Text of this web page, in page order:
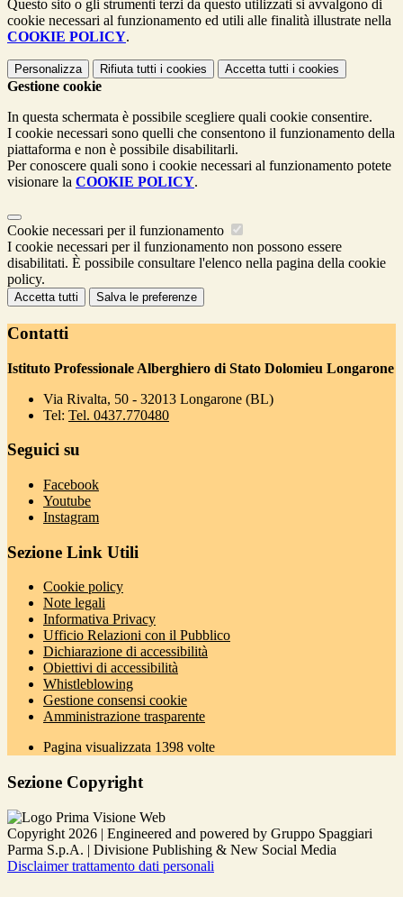
Questo sito o gli strumenti terzi da questo utilizzati si avvalgono di
cookie necessari al funzionamento ed utili alle finalità illustrate nella
COOKIE POLICY.
Personalizza Rifiuta tutti i cookies Accetta tutti i cookies
Gestione cookie
In questa schermata è possibile scegliere quali cookie consentire.
I cookie necessari sono quelli che consentono il funzionamento della
piattaforma e non è possibile disabilitarli.
Per conoscere quali sono i cookie necessari al funzionamento potete
visionare la COOKIE POLICY.
Cookie necessari per il funzionamento
I cookie necessari per il funzionamento non possono essere
disabilitati. È possibile consultare l'elenco nella pagina della cookie
policy.
Accetta tutti Salva le preferenze
Contatti
Istituto Professionale Alberghiero di Stato Dolomieu Longarone
Via Rivalta, 50 - 32013 Longarone (BL)
Tel: Tel. 0437.770480
Seguici su
Facebook
Youtube
Instagram
Sezione Link Utili
Cookie policy
Note legali
Informativa Privacy
Ufficio Relazioni con il Pubblico
Dichiarazione di accessibilità
Obiettivi di accessibilità
Whistleblowing
Gestione consensi cookie
Amministrazione trasparente
Pagina visualizzata 1398 volte
Sezione Copyright
Copyright 2026 | Engineered and powered by Gruppo Spaggiari
Parma S.p.A. | Divisione Publishing & New Social Media
Disclaimer trattamento dati personali